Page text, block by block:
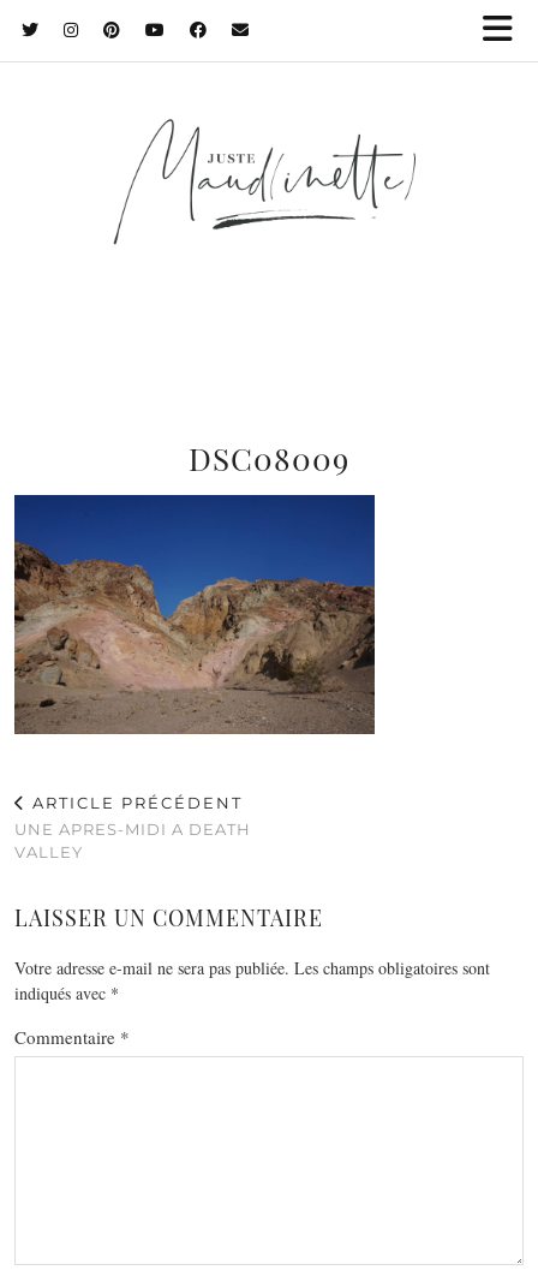
DSC08009
ARTICLE PRÉCÉDENT
UNE APRES-MIDI A DEATH
VALLEY
LAISSER UN COMMENTAIRE
Votre adresse e-mail ne sera pas publiée. Les champs obligatoires sont
indiqués avec *
Commentaire *